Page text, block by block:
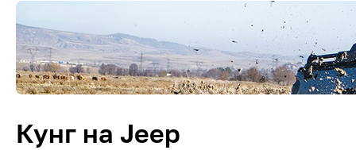
Кунг на Jeep